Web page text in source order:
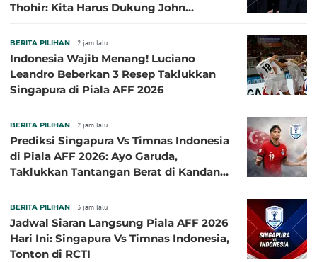
Thohir: Kita Harus Dukung John
BERITA PILIHAN 2 jam lalu
Indonesia Wajib Menang! Luciano
Leandro Beberkan 3 Resep Taklukkan
Singapura di Piala AFF 2026
BERITA PILIHAN 2 jam lalu
Prediksi Singapura Vs Timnas Indonesia
di Piala AFF 2026: Ayo Garuda,
Taklukkan Tantangan Berat di Kandang
BERITA PILIHAN 3 jam lalu
Jadwal Siaran Langsung Piala AFF 2026
Hari Ini: Singapura Vs Timnas Indonesia,
Tonton di RCTI